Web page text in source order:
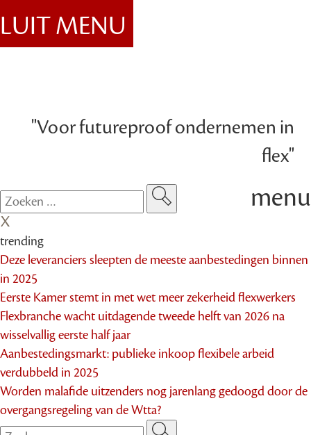
"Voor futureproof ondernemen in
flex"
MENU
menu
trending
Deze leveranciers sleepten de meeste aanbestedingen binnen
in 2025
Eerste Kamer stemt in met wet meer zekerheid flexwerkers
Flexbranche wacht uitdagende tweede helft van 2026 na
wisselvallig eerste half jaar
Aanbestedingsmarkt: publieke inkoop flexibele arbeid
verdubbeld in 2025
Worden malafide uitzenders nog jarenlang gedoogd door de
overgangsregeling van de Wtta?